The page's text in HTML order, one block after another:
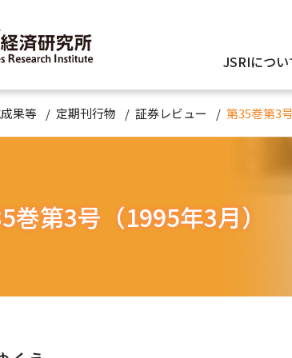
JSRIについ
果等 定期刊行物 証券レビュー 第35巻第3
巻第3号（1995年3月）